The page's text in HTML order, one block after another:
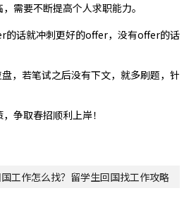
需要不断提高个人求职能力。
的话就冲刺更好的offer，没有offer的话
，若笔试之后没有下文，就多刷题，针
争取春招顺利上岸！
工作怎么找？留学生回国找工作攻略